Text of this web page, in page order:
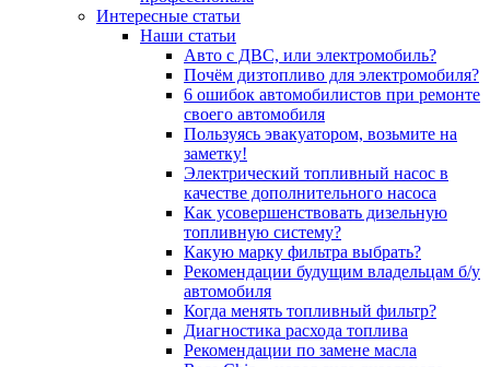
Интересные статьи
Наши статьи
Авто с ДВС, или электромобиль?
Почём дизтопливо для электромобиля?
6 ошибок автомобилистов при ремонте
своего автомобиля
Пользуясь эвакуатором, возьмите на
заметку!
Электрический топливный насос в
качестве дополнительного насоса
Как усовершенствовать дизельную
топливную систему?
Какую марку фильтра выбрать?
Рекомендации будущим владельцам б/у
автомобиля
Когда менять топливный фильтр?
Диагностика расхода топлива
Рекомендации по замене масла